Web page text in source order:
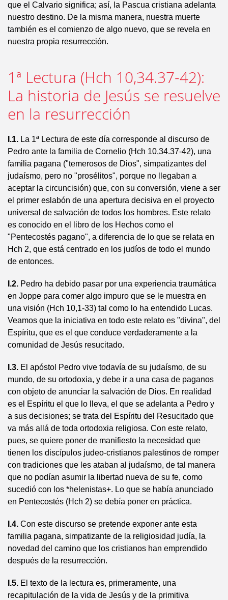
que el Calvario significa; así, la Pascua cristiana adelanta
nuestro destino. De la misma manera, nuestra muerte
también es el comienzo de algo nuevo, que se revela en
nuestra propia resurrección.
1ª Lectura (Hch 10,34.37-42):
La historia de Jesús se resuelve
en la resurrección
I.1. La 1ª Lectura de este día corresponde al discurso de
Pedro ante la familia de Cornelio (Hch 10,34.37-42), una
familia pagana ("temerosos de Dios", simpatizantes del
judaísmo, pero no "prosélitos", porque no llegaban a
aceptar la circuncisión) que, con su conversión, viene a ser
el primer eslabón de una apertura decisiva en el proyecto
universal de salvación de todos los hombres. Este relato
es conocido en el libro de los Hechos como el
"Pentecostés pagano", a diferencia de lo que se relata en
Hch 2, que está centrado en los judíos de todo el mundo
de entonces.
I.2. Pedro ha debido pasar por una experiencia traumática
en Joppe para comer algo impuro que se le muestra en
una visión (Hch 10,1-33) tal como lo ha entendido Lucas.
Veamos que la iniciativa en todo este relato es "divina", del
Espíritu, que es el que conduce verdaderamente a la
comunidad de Jesús resucitado.
I.3. El apóstol Pedro vive todavía de su judaísmo, de su
mundo, de su ortodoxia, y debe ir a una casa de paganos
con objeto de anunciar la salvación de Dios. En realidad
es el Espíritu el que lo lleva, el que se adelanta a Pedro y
a sus decisiones; se trata del Espíritu del Resucitado que
va más allá de toda ortodoxia religiosa. Con este relato,
pues, se quiere poner de manifiesto la necesidad que
tienen los discípulos judeo-cristianos palestinos de romper
con tradiciones que les ataban al judaísmo, de tal manera
que no podían asumir la libertad nueva de su fe, como
sucedió con los *helenistas+. Lo que se había anunciado
en Pentecostés (Hch 2) se debía poner en práctica.
I.4. Con este discurso se pretende exponer ante esta
familia pagana, simpatizante de la religiosidad judía, la
novedad del camino que los cristianos han emprendido
después de la resurrección.
I.5. El texto de la lectura es, primeramente, una
recapitulación de la vida de Jesús y de la primitiva